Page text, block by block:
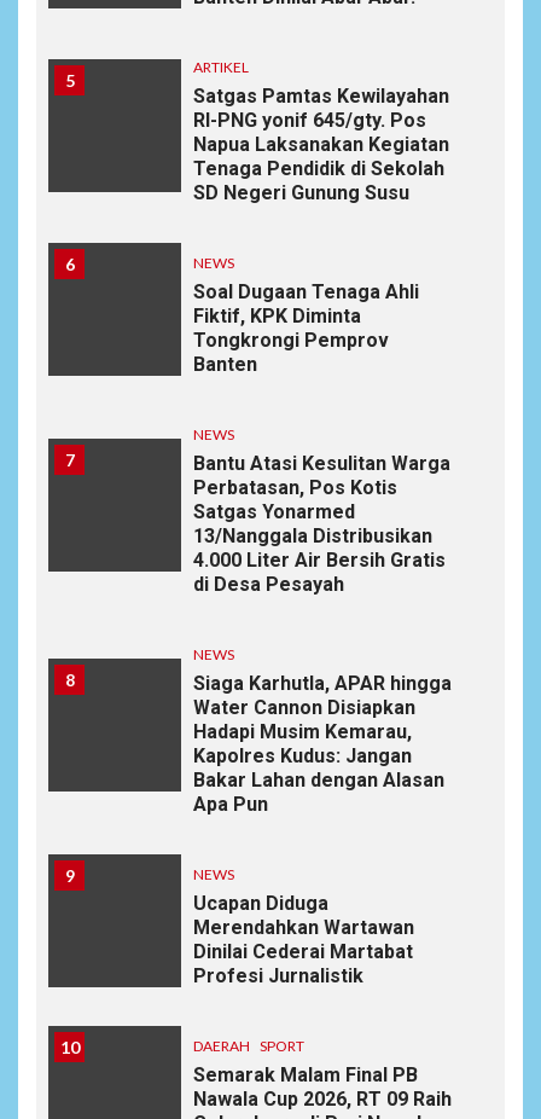
5
ARTIKEL
Satgas Pamtas Kewilayahan
RI-PNG yonif 645/gty. Pos
Napua Laksanakan Kegiatan
Tenaga Pendidik di Sekolah
SD Negeri Gunung Susu
6 NEWS
Soal Dugaan Tenaga Ahli
Fiktif, KPK Diminta
Tongkrongi Pemprov
Banten
7
NEWS
Bantu Atasi Kesulitan Warga
Perbatasan, Pos Kotis
Satgas Yonarmed
13/Nanggala Distribusikan
4.000 Liter Air Bersih Gratis
di Desa Pesayah
8
NEWS
Siaga Karhutla, APAR hingga
Water Cannon Disiapkan
Hadapi Musim Kemarau,
Kapolres Kudus: Jangan
Bakar Lahan dengan Alasan
Apa Pun
9 NEWS
Ucapan Diduga
Merendahkan Wartawan
Dinilai Cederai Martabat
Profesi Jurnalistik
10 DAERAH SPORT
Semarak Malam Final PB
Nawala Cup 2026, RT 09 Raih